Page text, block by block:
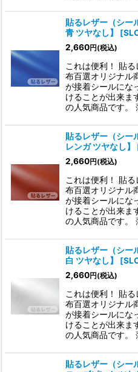
貼るレザー（シー
青 ツヤなし】
[
2,660円 (税込)
これは便利！ 貼る
布百選オリジナル
が接着シールにな
けることが出来ま
の人気商品です。
貼るレザー（シー
レンガ ツヤなし】
2,660円 (税込)
これは便利！ 貼る
布百選オリジナル
が接着シールにな
けることが出来ま
の人気商品です。
貼るレザー（シー
白 ツヤなし】
[
2,660円 (税込)
これは便利！ 貼る
布百選オリジナル
が接着シールにな
けることが出来ま
の人気商品です。
貼るレザー（シー